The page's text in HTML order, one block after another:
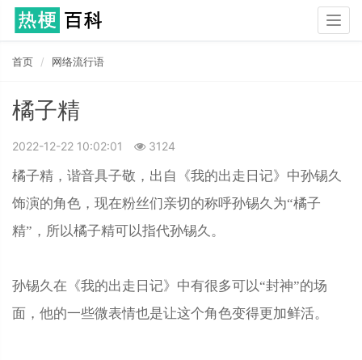
首页 网络流行语
橘子精
2022-12-22 10:02:01 3124
橘子精，谐音具子敬，出自《我的出走日记》中孙锡久
饰演的角色，现在粉丝们亲切的称呼孙锡久为“橘子
精”，所以橘子精可以指代孙锡久。
孙锡久在《我的出走日记》中有很多可以“封神”的场
面，他的一些微表情也是让这个角色变得更加鲜活。